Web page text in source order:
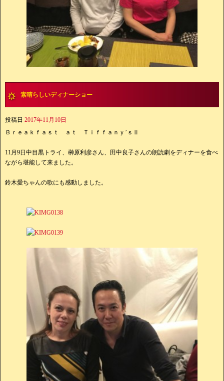
素晴らしいディナーショー
投稿日 2017年11月10日
Ｂｒｅａｋｆａｓｔ ａｔ Ｔｉｆｆａｎｙ’ｓⅡ
11月9日中目黒トライ、榊原利彦さん、田中良子さんの朗読劇をディナーを食べ
ながら堪能して来ました。
鈴木愛ちゃんの歌にも感動しました。